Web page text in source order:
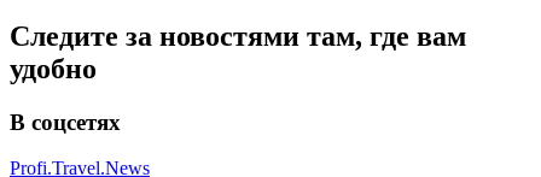
Следите за новостями там, где вам
удобно
В соцсетях
Profi.Travel.News